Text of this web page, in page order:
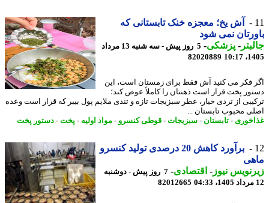
آش یخ؛ معجزه خنک تابستانی که
نمی شود
-پزشکی-
5 روز پیش - سه شنبه 13 مرداد
82020889
فکر می کنید آش فقط برای زمستان است، این
پخت قرار است ذهنتان را کاملاً عوض کند؛
از تردی خیار، عطر سبزیجات تازه و تندی ملایم پول بیبر که قرار است وعده
محبوب تابستان ...
- تابستان-سبزیجات-قوطی کنسرو-مواد اولیه -پخت -دستور پخت
برآورد کاهش 20 درصدی تولید کنسرو
نیوز-اقتصادی- 7 روز پیش - دوشنبه
82012665